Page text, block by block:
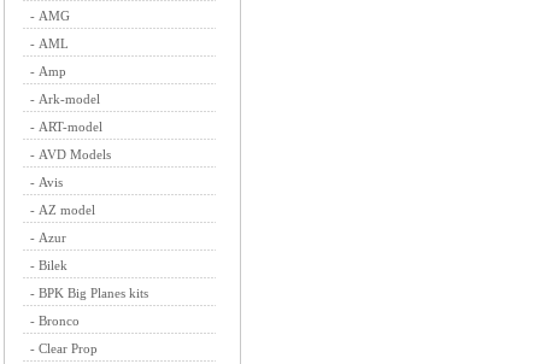
- AMG
- AML
- Amp
- Ark-model
- ART-model
- AVD Models
- Avis
- AZ model
- Azur
- Bilek
- BPK Big Planes kits
- Bronco
- Clear Prop